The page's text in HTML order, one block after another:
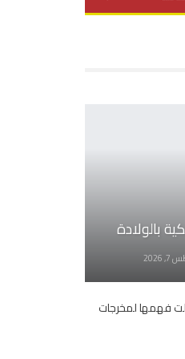
بالولادة
فهمها لمخرجات